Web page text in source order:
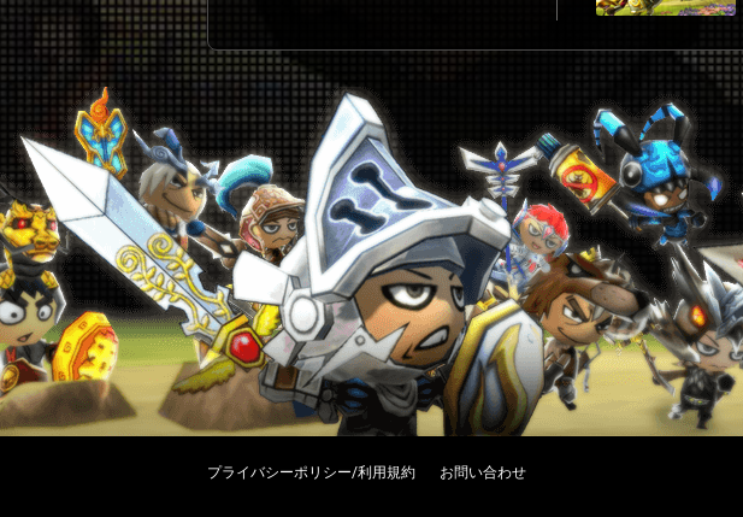
プライバシーポリシー/利用規約 お問い合わせ